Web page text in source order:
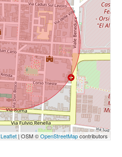
Leaflet| OSM ©OpenStreetMapcontributors